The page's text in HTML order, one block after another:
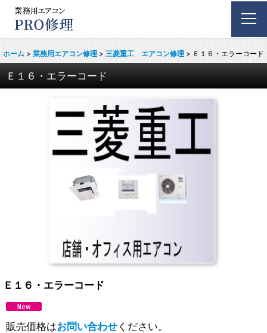
ホーム > 業務用エアコン修理 > 三菱重工 エアコン修理 > Ｅ１６・エラーコード
Ｅ１６・エラーコード
Ｅ１６・エラーコード
販売価格はお問い合わせください。